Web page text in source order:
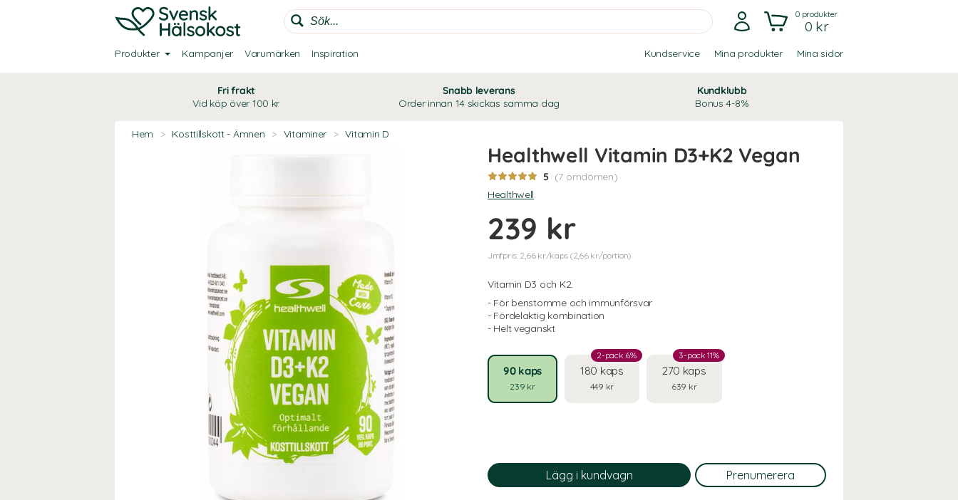
0produkter
0 kr
Produkter Kampanjer Varumärken Inspiration Kundservice Mina produkter Mina sidor
Fri frakt
Vid köp över 100 kr
Snabb leverans
Order innan 14 skickas samma dag
Kundklubb
Bonus 4-8%
Hem > Kosttillskott - Ämnen > Vitaminer > Vitamin D
Healthwell Vitamin D3+K2 Vegan
5 (7 omdömen)
Healthwell
239 kr
Jmfpris: 2,66 kr/kaps (2,66 kr/portion)
Vitamin D3 och K2.
- För benstomme och immunförsvar
- Fördelaktig kombination
- Helt veganskt
90 kaps
239 kr
180 kaps
449 kr
2-pack 6%
270 kaps
639 kr
3-pack 11%